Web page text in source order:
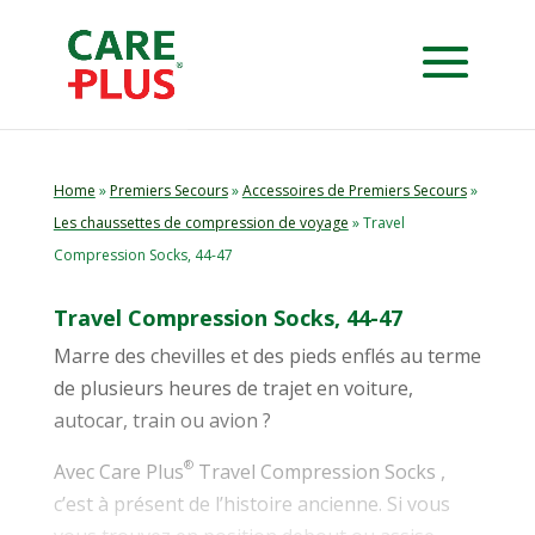
Home »Premiers Secours»Accessoires de Premiers Secours»
Les chaussettes de compression de voyage » Travel
Compression Socks, 44-47
Travel Compression Socks, 44-47
Marre des chevilles et des pieds enflés au terme
de plusieurs heures de trajet en voiture,
autocar, train ou avion ?
Avec Care Plus®Travel Compression Socks ,
c’est à présent de l’histoire ancienne. Si vous